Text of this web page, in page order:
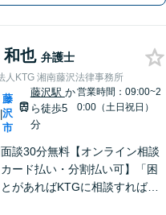
和也 弁護士
人KTG 湘南藤沢法律事務所
|
藤
沢
市
藤沢駅 か
ら徒歩5
分
営業時間：09:00~2
0:00（土日祝日）
談30分無料【オンライン相談
ード払い・分割払い可】「困
があればKTGに相談すれば安